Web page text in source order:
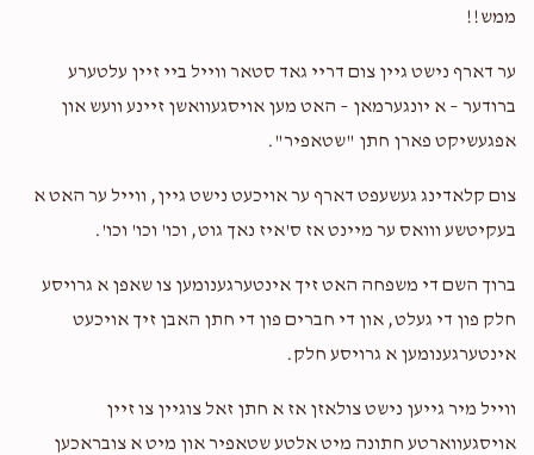
ממש!!
ער דארף נישט גיין צום דריי גאד סטאר ווייל ביי זיין עלטערע
ברודער – א יונגערמאן – האט מען אויסגעוואשן זיינע וועש און
אפגעשיקט פארן חתן "שטאפיר".
צום קלאדינג געשעפט דארף ער אויכעט נישט גיין, ווייל ער האט א
בעקיטשע ווואס ער מיינט אז ס'איז נאך גוט, וכו' וכו' וכו'.
ברוך השם די משפחה האט זיך אינטערגענומען צו שאפן א גרויסע
חלק פון די געלט, און די חברים פון די חתן האבן זיך אויכעט
אינטערגענומען א גרויסע חלק.
ווייל מיר גייען נישט צולאזן אז א חתן זאל צוגיין צו זיין
אויסגעווארטע חתונה מיט אלטע שטאפיר און מיט א צובראכען